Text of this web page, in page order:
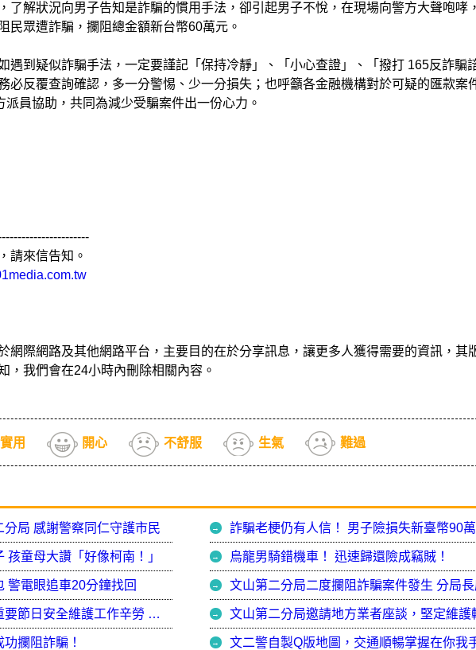
了解狀況向男子告知是詐騙的慣用手法，卻引起男子不悅，在現場向警方大聲咆哮
民眾遭詐騙，攔阻總金額新台幣60萬元。
遇到疑似詐騙手法，一定要謹記「保持冷靜」、「小心查證」、「撥打 165反詐騙
必反覆查詢確認，多一分警惕、少一分損失；也呼籲各金融機構對於可疑的匯款案
員協助，共同為減少受騙案件出一份心力。
請來信告知。
網際網路及其他網路平台，主要目的在於分享訊息，讓更多人獲得需要的資訊，其
，我們會在24小時內刪除相關內容。
實用 開心 不舒服 生氣 難過
局 感謝警察同仁守護市民 詐騙老梗仍有人信！ 男子險損失新臺幣90
童母大讚「好像柯南！」 烏龍男騎錯機車！ 迅速歸還險成竊賊！
警電眼追車20分鐘找回
文山區公所慰勞警方執行重要節日安全維護工作辛勞 文山第二分局同心讓民眾安心過好年 文山第二分局邀請地方業者座談，堅定維護
攔阻詐騙！ 文二警自製Q版地圖，交通順暢掌握在你我